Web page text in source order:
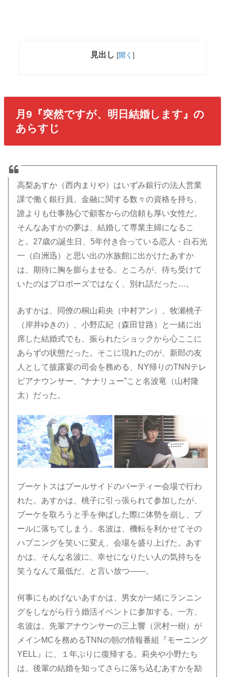
見出し [開く ]
月9『突然ですが、明日結婚します』の
あらすじ
高梨あすか（西内まりや）はいずみ銀行の法人営業
課で働く銀行員。金融に関する数々の資格を持ち、
誰よりも仕事熱心で顧客からの信頼も厚い女性だ。
そんなあすかの夢は、結婚して専業主婦になるこ
と。27歳の誕生日、5年付き合っている恋人・白石光
一（白洲迅）と思い出の水族館に出かけたあすか
は、期待に胸を膨らませる。ところが、待ち受けて
いたのはプロポーズではなく、別れ話だった…。
あすかは、同僚の桐山莉央（中村アン）、牧瀬桃子
（岸井ゆきの）、小野広紀（森田甘路）と一緒に出
席した結婚式でも、振られたショックから心ここに
あらずの状態だった。そこに現れたのが、新郎の友
人として披露宴の司会を務める、NY帰りのTNNテレ
ビアナウンサー、“ナナリュー”こと名波竜（山村隆
太）だった。
ブーケトスはプールサイドのパーティー会場で行わ
れた。あすかは、桃子に引っ張られて参加したが、
ブーケを取ろうと手を伸ばした際に体勢を崩し、プ
ールに落ちてしまう。名波は、機転を利かせてその
ハプニングを笑いに変え、会場を盛り上げた。あす
かは、そんな名波に、幸せになりたい人の気持ちを
笑うなんて最低だ、と言い放つ――。
何事にもめげないあすかは、男女が一緒にランニン
グをしながら行う婚活イベントに参加する。一方、
名波は、先輩アナウンサーの三上響（沢村一樹）が
メインMCを務めるTNNの朝の情報番組『モーニング
YELL』に、１年ぶりに復帰する。莉央や小野たち
は、後輩の結婚を知ってさらに落ち込むあすかを励